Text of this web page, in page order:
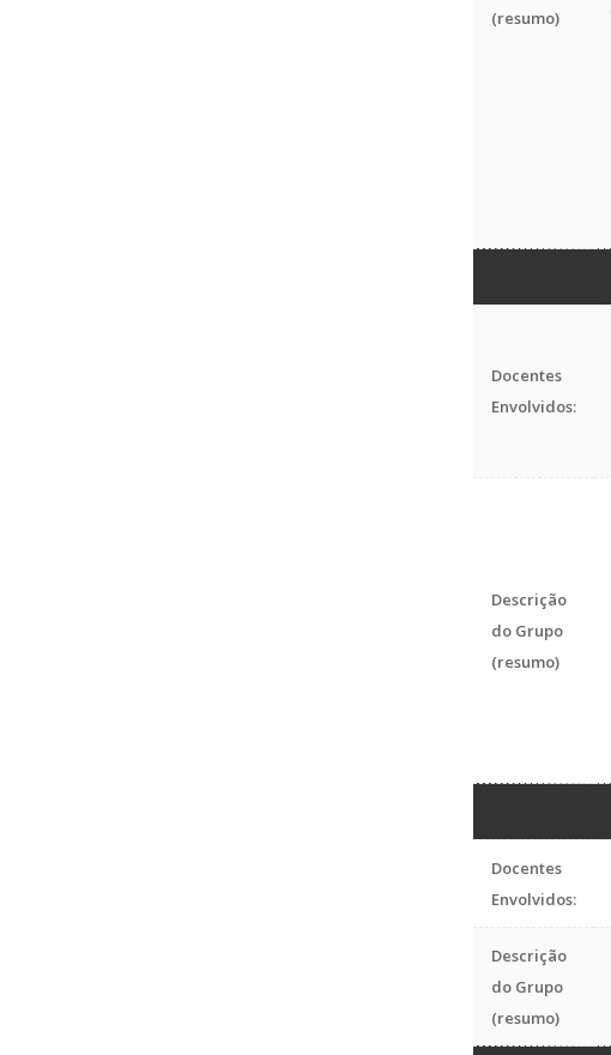
(resumo)
Docentes
Envolvidos:
Descrição
do Grupo
(resumo)
Docentes
Envolvidos:
Descrição
do Grupo
(resumo)